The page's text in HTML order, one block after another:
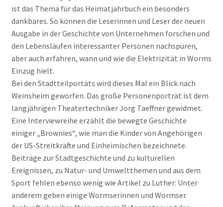
ist das Thema für das Heimatjahrbuch ein besonders
dankbares. So können die Leserinnen und Leser der neuen
Ausgabe in der Geschichte von Unternehmen forschen und
den Lebensläufen interessanter Personen nachspüren,
aber auch erfahren, wann und wie die Elektrizität in Worms
Einzug hielt.
Bei den Stadtteilportäts wird dieses Mal ein Blick nach
Weinsheim geworfen. Das große Personenporträt ist dem
langjährigen Theatertechniker Jörg Taeffner gewidmet.
Eine Interviewreihe erzählt die bewegte Geschichte
einiger „Brownies“, wie man die Kinder von Angehörigen
der US-Streitkräfte und Einheimischen bezeichnete.
Beiträge zur Stadtgeschichte und zu kulturellen
Ereignissen, zu Natur- und Umweltthemen und aus dem
Sport fehlen ebenso wenig wie Artikel zu Luther: Unter
anderem geben einige Wormserinnen und Wormser